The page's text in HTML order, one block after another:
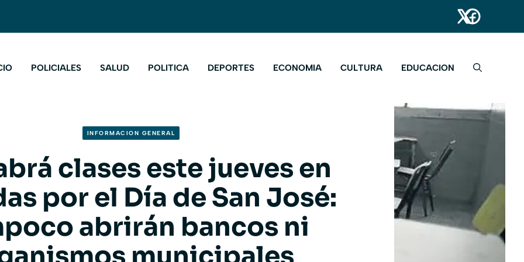
POLICIALES SALUD POLITICA DEPORTES ECONOMIA CULTURA EDUCACION
INFORMACION GENERAL
clases este jueves en
por el Día de San José:
abrirán bancos ni